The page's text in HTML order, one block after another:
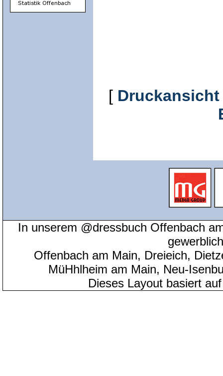
[ Druckansicht
In unserem @dressbuch Offenbach
Offenbach am Main, Dreieich,
MüHhlheim am Main, Neu-
Dieses Layout basiert